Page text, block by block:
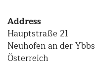
Address
Hauptstraße 21
Neuhofen an der Ybbs
Österreich